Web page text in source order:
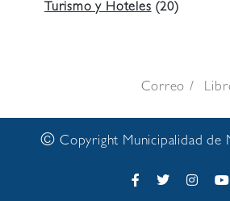
Turismo y Hoteles (20)
Correo
© Copyright Municipalidad de